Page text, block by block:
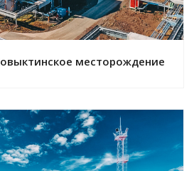
месторождение